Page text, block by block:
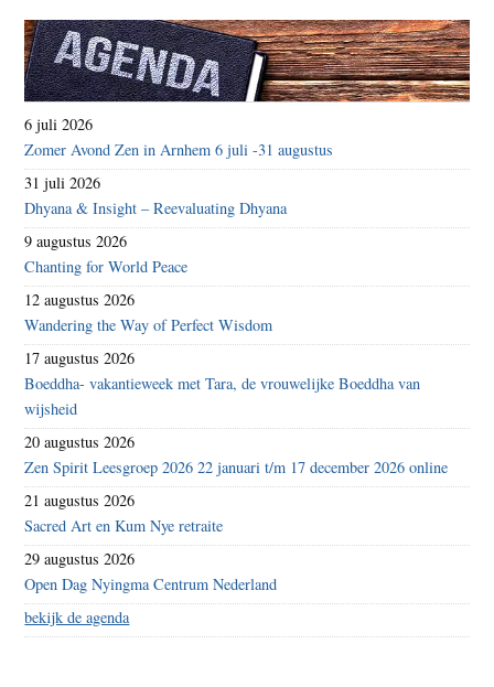
6 juli 2026
Zomer Avond Zen in Arnhem 6 juli -31 augustus
31 juli 2026
Dhyana & Insight – Reevaluating Dhyana
9 augustus 2026
Chanting for World Peace
12 augustus 2026
Wandering the Way of Perfect Wisdom
17 augustus 2026
Boeddha- vakantieweek met Tara, de vrouwelijke Boeddha van
wijsheid
20 augustus 2026
Zen Spirit Leesgroep 2026 22 januari t/m 17 december 2026 online
21 augustus 2026
Sacred Art en Kum Nye retraite
29 augustus 2026
Open Dag Nyingma Centrum Nederland
bekijk de agenda